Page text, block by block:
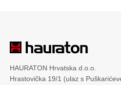
HAURATON Hrvatska d.o.o.
Hrastovička 19/1 (ulaz s